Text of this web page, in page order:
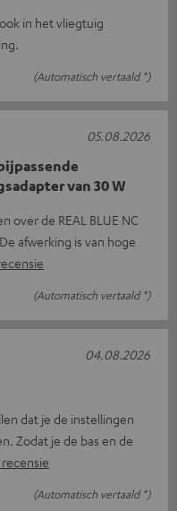
in het vliegtuig
(Automatisch vertaald *)
van 30 W
over de REAL BLUE NC
afwerking is van hoge
(Automatisch vertaald *)
05.08.2026
dat je de instellingen
Zodat je de bas en de
(Automatisch vertaald *)
04.08.2026